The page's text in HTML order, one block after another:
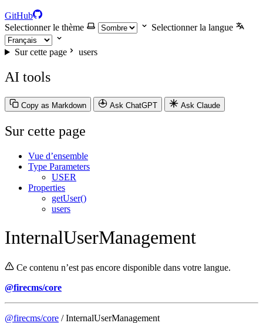
GitHub
Selectionner le thème
Selectionner la langue
Sur cette page users
AI tools
Copy as Markdown Ask ChatGPT Ask Claude
Sur cette page
Vue d’ensemble
Type Parameters
USER
Properties
getUser()
users
InternalUserManagement
Ce contenu n’est pas encore disponible dans votre langue.
@firecms/core
@firecms/core / InternalUserManagement